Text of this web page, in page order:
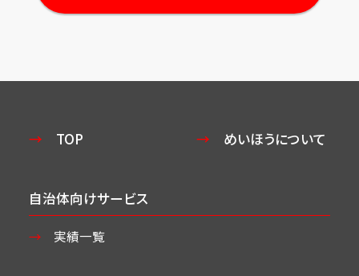
TOP めいほうについて
自治体向けサービス
実績一覧